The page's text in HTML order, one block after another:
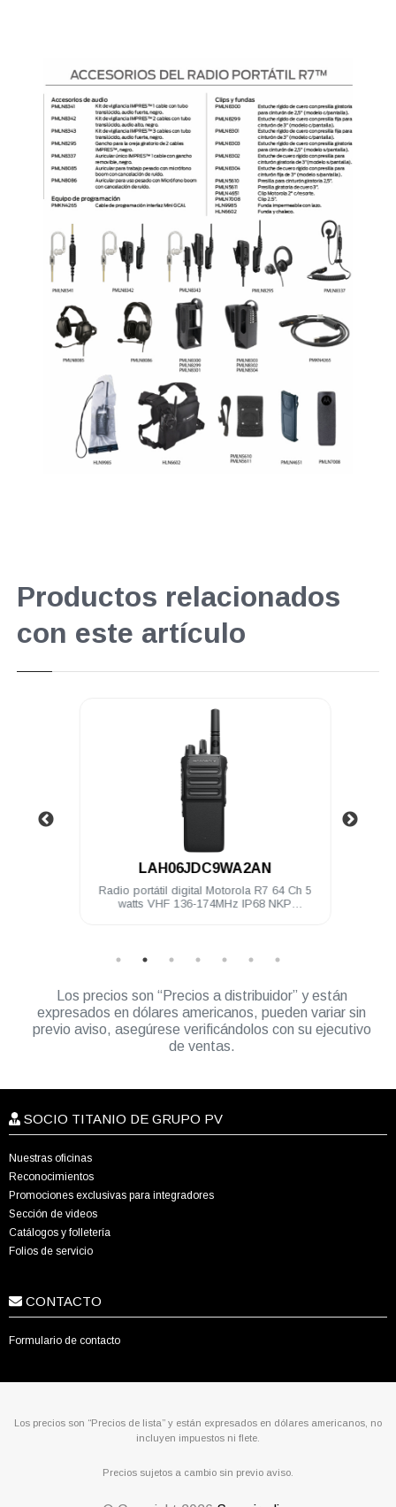
Productos relacionados
con este artículo
LAH06JDC9WA2AN
Radio portátil digital Motorola R7 64 Ch 5
watts VHF 136-174MHz IP68 NKP
Los precios son “Precios a distribuidor” y están
expresados en dólares americanos, pueden variar sin
previo aviso, asegúrese verificándolos con su ejecutivo
de ventas.
SOCIO TITANIO DE GRUPO PV
Nuestras oficinas
Reconocimientos
Promociones exclusivas para integradores
Sección de videos
Catálogos y folletería
Folios de servicio
CONTACTO
Formulario de contacto
Los precios son “Precios de lista” y están expresados en dólares americanos, no
incluyen impuestos ni flete.
Precios sujetos a cambio sin previo aviso.